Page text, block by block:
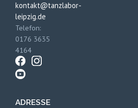
kontakt@tanzlabor-
leipzig.de
Telefon:
0176 3635
4164
ADRESSE